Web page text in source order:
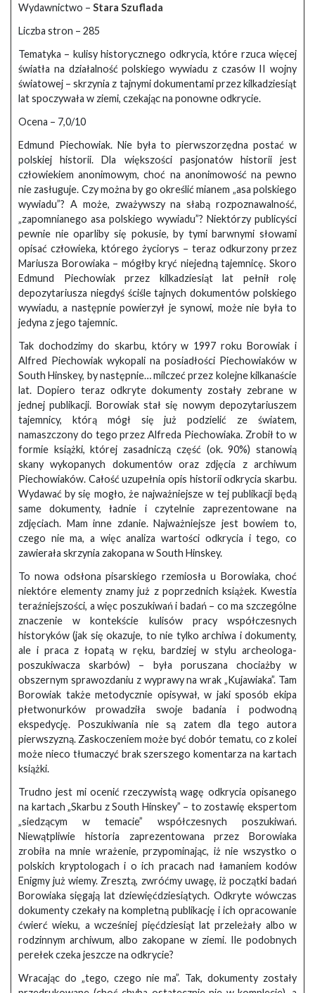
Wydawnictwo – Stara Szuflada
Liczba stron – 285
Tematyka – kulisy historycznego odkrycia, które rzuca więcej
światła na działalność polskiego wywiadu z czasów II wojny
światowej – skrzynia z tajnymi dokumentami przez kilkadziesiąt
lat spoczywała w ziemi, czekając na ponowne odkrycie.
Ocena – 7,0/10
Edmund Piechowiak. Nie była to pierwszorzędna postać w
polskiej historii. Dla większości pasjonatów historii jest
człowiekiem anonimowym, choć na anonimowość na pewno
nie zasługuje. Czy można by go określić mianem „asa polskiego
wywiadu”? A może, zważywszy na słabą rozpoznawalność,
„zapomnianego asa polskiego wywiadu”? Niektórzy publicyści
pewnie nie oparliby się pokusie, by tymi barwnymi słowami
opisać człowieka, którego życiorys – teraz odkurzony przez
Mariusza Borowiaka – mógłby kryć niejedną tajemnicę. Skoro
Edmund Piechowiak przez kilkadziesiąt lat pełnił rolę
depozytariusza niegdyś ściśle tajnych dokumentów polskiego
wywiadu, a następnie powierzył je synowi, może nie była to
jedyna z jego tajemnic.
Tak dochodzimy do skarbu, który w 1997 roku Borowiak i
Alfred Piechowiak wykopali na posiadłości Piechowiaków w
South Hinskey, by następnie… milczeć przez kolejne kilkanaście
lat. Dopiero teraz odkryte dokumenty zostały zebrane w
jednej publikacji. Borowiak stał się nowym depozytariuszem
tajemnicy, którą mógł się już podzielić ze światem,
namaszczony do tego przez Alfreda Piechowiaka. Zrobił to w
formie książki, której zasadniczą część (ok. 90%) stanowią
skany wykopanych dokumentów oraz zdjęcia z archiwum
Piechowiaków. Całość uzupełnia opis historii odkrycia skarbu.
Wydawać by się mogło, że najważniejsze w tej publikacji będą
same dokumenty, ładnie i czytelnie zaprezentowane na
zdjęciach. Mam inne zdanie. Najważniejsze jest bowiem to,
czego nie ma, a więc analiza wartości odkrycia i tego, co
zawierała skrzynia zakopana w South Hinskey.
To nowa odsłona pisarskiego rzemiosła u Borowiaka, choć
niektóre elementy znamy już z poprzednich książek. Kwestia
teraźniejszości, a więc poszukiwań i badań – co ma szczególne
znaczenie w kontekście kulisów pracy współczesnych
historyków (jak się okazuje, to nie tylko archiwa i dokumenty,
ale i praca z łopatą w ręku, bardziej w stylu archeologa-
poszukiwacza skarbów) – była poruszana chociażby w
obszernym sprawozdaniu z wyprawy na wrak „Kujawiaka”. Tam
Borowiak także metodycznie opisywał, w jaki sposób ekipa
płetwonurków prowadziła swoje badania i podwodną
ekspedycję. Poszukiwania nie są zatem dla tego autora
pierwszyzną. Zaskoczeniem może być dobór tematu, co z kolei
może nieco tłumaczyć brak szerszego komentarza na kartach
książki.
Trudno jest mi ocenić rzeczywistą wagę odkrycia opisanego
na kartach „Skarbu z South Hinskey” – to zostawię ekspertom
„siedzącym w temacie” współczesnych poszukiwań.
Niewątpliwie historia zaprezentowana przez Borowiaka
zrobiła na mnie wrażenie, przypominając, iż nie wszystko o
polskich kryptologach i o ich pracach nad łamaniem kodów
Enigmy już wiemy. Zresztą, zwróćmy uwagę, iż początki badań
Borowiaka sięgają lat dziewięćdziesiątych. Odkryte wówczas
dokumenty czekały na kompletną publikację i ich opracowanie
ćwierć wieku, a wcześniej pięćdziesiąt lat przeleżały albo w
rodzinnym archiwum, albo zakopane w ziemi. Ile podobnych
perełek czeka jeszcze na odkrycie?
Wracając do „tego, czego nie ma”. Tak, dokumenty zostały